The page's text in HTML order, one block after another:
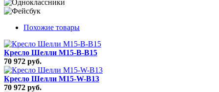
Похожие товары
Кресло Шелли M15-B-B15
70 972 руб.
Кресло Шелли M15-W-B13
70 972 руб.